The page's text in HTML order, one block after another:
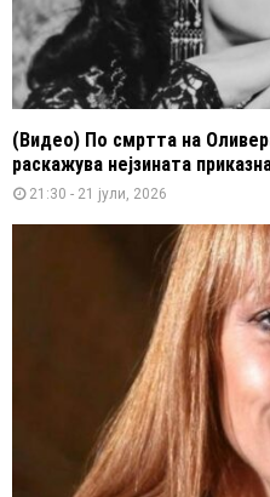
(Видео) По смртта на
раскажува нејзината
21:30 - 21 јули, 2026